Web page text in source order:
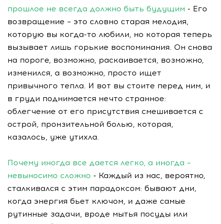
прошлое не всегда должно быть будущим - Его
возвращение – это словно старая мелодия,
которую вы когда-то любили, но которая теперь
вызывает лишь горькие воспоминания. Он снова
на пороге, возможно, раскаивается, возможно,
изменился, а возможно, просто ищет
привычного тепла. И вот вы стоите перед ним, и
в груди поднимается нечто странное:
облегчение от его присутствия смешивается с
острой, пронзительной болью, которая,
казалось, уже утихла.
Почему иногда все дается легко, а иногда –
невыносимо сложно - Каждый из нас, вероятно,
сталкивался с этим парадоксом: бывают дни,
когда энергия бьет ключом, и даже самые
рутинные задачи, вроде мытья посуды или